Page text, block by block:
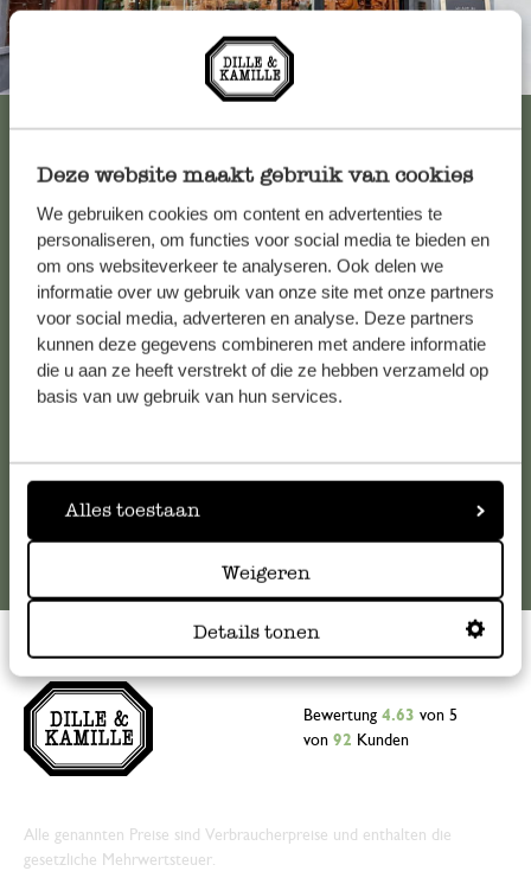
Deze website maakt gebruik van cookies
We gebruiken cookies om content en advertenties te
personaliseren, om functies voor social media te bieden en
om ons websiteverkeer te analyseren. Ook delen we
informatie over uw gebruik van onze site met onze partners
voor social media, adverteren en analyse. Deze partners
kunnen deze gegevens combineren met andere informatie
die u aan ze heeft verstrekt of die ze hebben verzameld op
basis van uw gebruik van hun services.
Alles toestaan
Weigeren
Details tonen
Immer in der Nähe
Kundenservice/Hilfe
Falls Sie Fragen haben oder Tipps und Hilfe brauchen, wenden
Sie sich bitte an unseren Kundenservice. Oder lesen Sie hier
die Antworten aufhäufig gestellte Fragen.
Online-Kundenservice
Bewertung 4.63 von 5
von 92 Kunden
Alle genannten Preise sind Verbraucherpreise und enthalten die
gesetzliche Mehrwertsteuer.